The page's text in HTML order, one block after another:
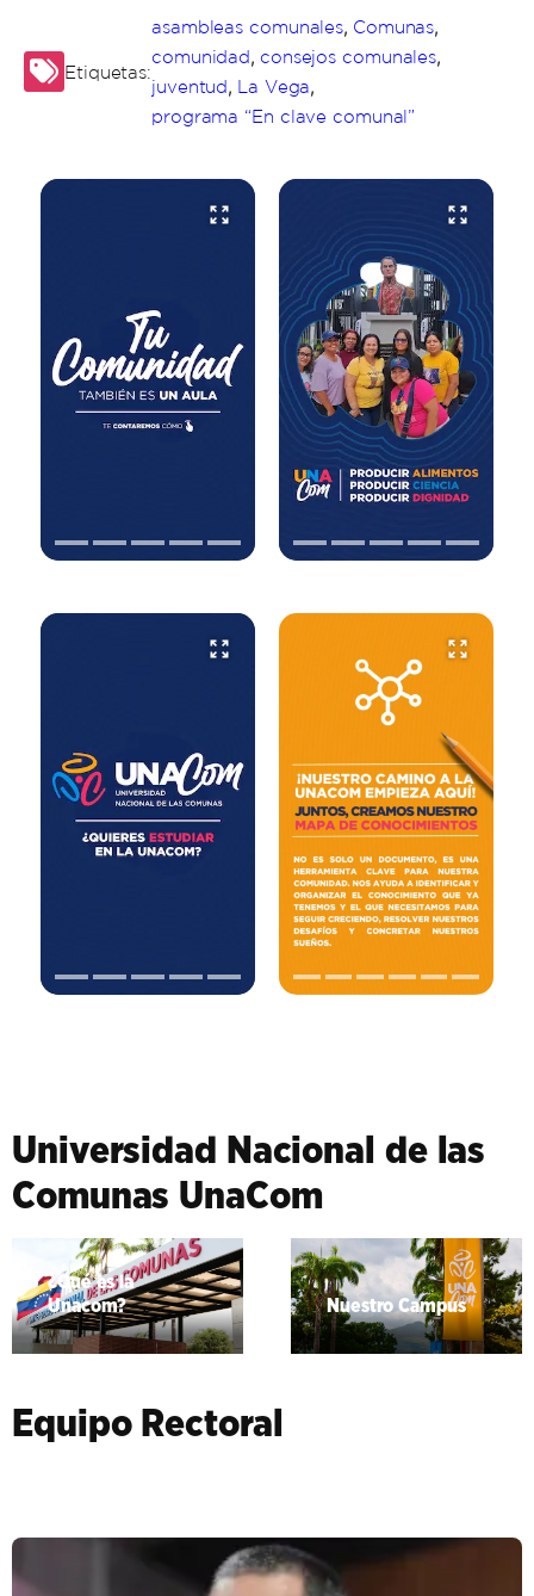
Etiquetas:
asambleas comunales, Comunas,
comunidad, consejos comunales,
juventud, La Vega,
programa “En clave comunal”
Universidad Nacional de las
Comunas UnaCom
¿Qué es la
Unacom?
Nuestro Campus
Equipo Rectoral